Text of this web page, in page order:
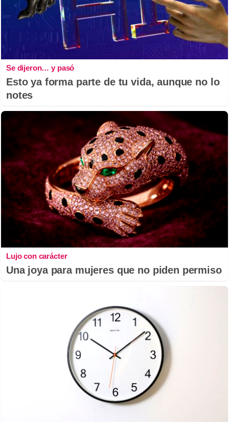
Se dijeron… y pasó
Esto ya forma parte de tu vida, aunque no lo
notes
Lujo con carácter
Una joya para mujeres que no piden permiso